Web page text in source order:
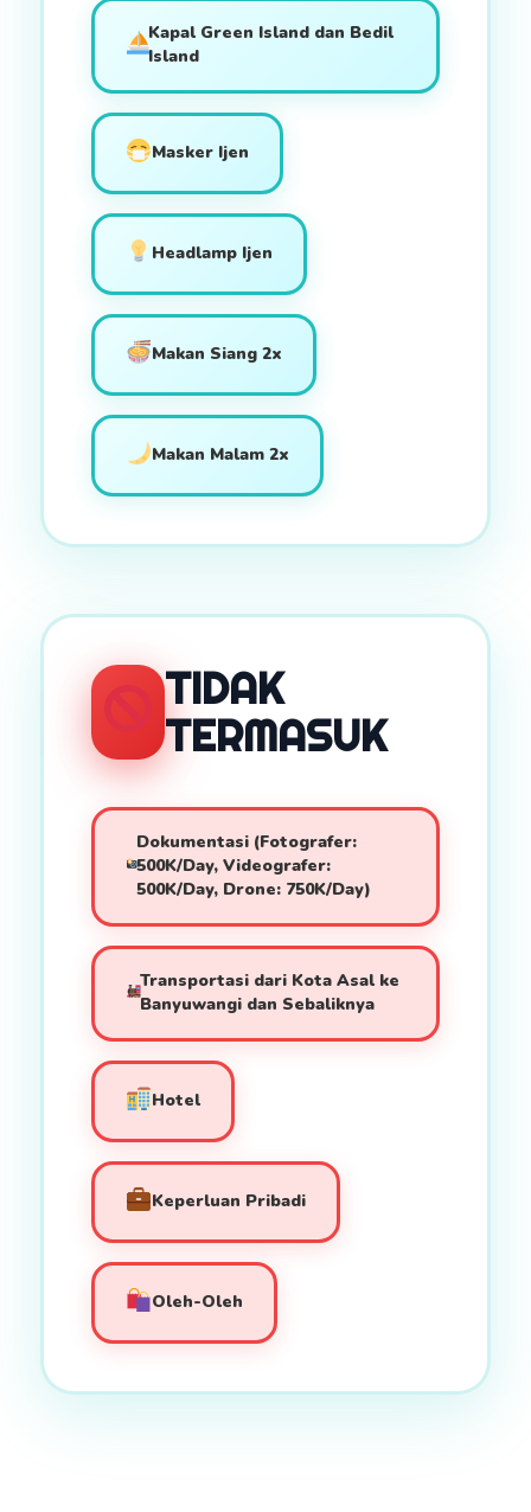
Kapal Green Island dan Bedil
Island
Masker Ijen
Headlamp Ijen
Makan Siang 2x
Makan Malam 2x
TIDAK
TERMASUK
Dokumentasi (Fotografer:
500K/Day, Videografer:
500K/Day, Drone: 750K/Day)
Transportasi dari Kota Asal ke
Banyuwangi dan Sebaliknya
Hotel
Keperluan Pribadi
Oleh-Oleh